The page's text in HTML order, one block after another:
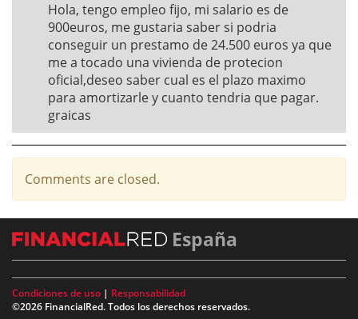
Hola, tengo empleo fijo, mi salario es de
900euros, me gustaria saber si podria
conseguir un prestamo de 24.500 euros ya que
me a tocado una vivienda de protecion
oficial,deseo saber cual es el plazo maximo
para amortizarle y cuanto tendria que pagar.
graicas
Comments are closed.
España
Condiciones de uso | Responsabilidad
©2026 FinancialRed. Todos los derechos reservados.